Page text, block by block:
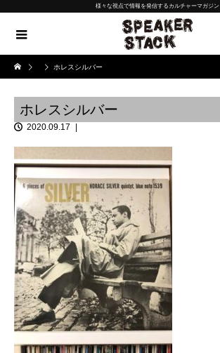
様々な視点で情報を発信するカルチャーマガジン
ホレスシルバー
ホレスシルバー
2020.09.17